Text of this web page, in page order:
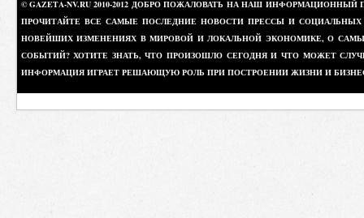
© GAZETA-NV.RU 2010-2012 ДОБРО ПОЖАЛОВАТЬ НА НАШ
ПРОЧИТАЙТЕ ВСЕ САМЫЕ ПОСЛЕДНИЕ НОВОСТИ ПРЕССЫ И
НОВЕЙШИХ ИЗМЕНЕНИЯХ В МИРОВОЙ И ЛОКАЛЬНОЙ ЭКОНОМИКЕ, О
СОБЫТИЙ? ХОТИТЕ ЗНАТЬ, ЧТО ПРОИЗОШЛО СЕГОДНЯ И ЧТО МОЖЕТ
ИНФОРМАЦИЯ ИГРАЕТ РЕШАЮЩУЮ РОЛЬ ПРИ ПОСТРОЕНИИ ЖИЗНИ И